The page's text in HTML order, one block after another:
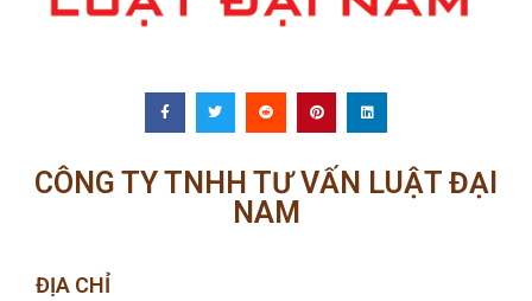
CÔNG TY TNHH TƯ VẤN LUẬT ĐẠI
NAM
ĐỊA CHỈ